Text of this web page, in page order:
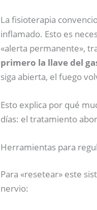
La fisioterapia
inflamado. Esto es
«alerta permanente»,
primero la llave del
siga abierta, el fuego
Esto explica por qué
días: el tratamiento
Herramientas para
Para «resetear» este
nervio: